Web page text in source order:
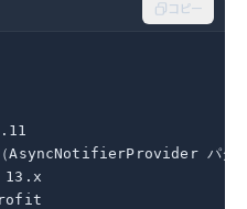
コピー
AsyncNotifierProvider パター
13.x